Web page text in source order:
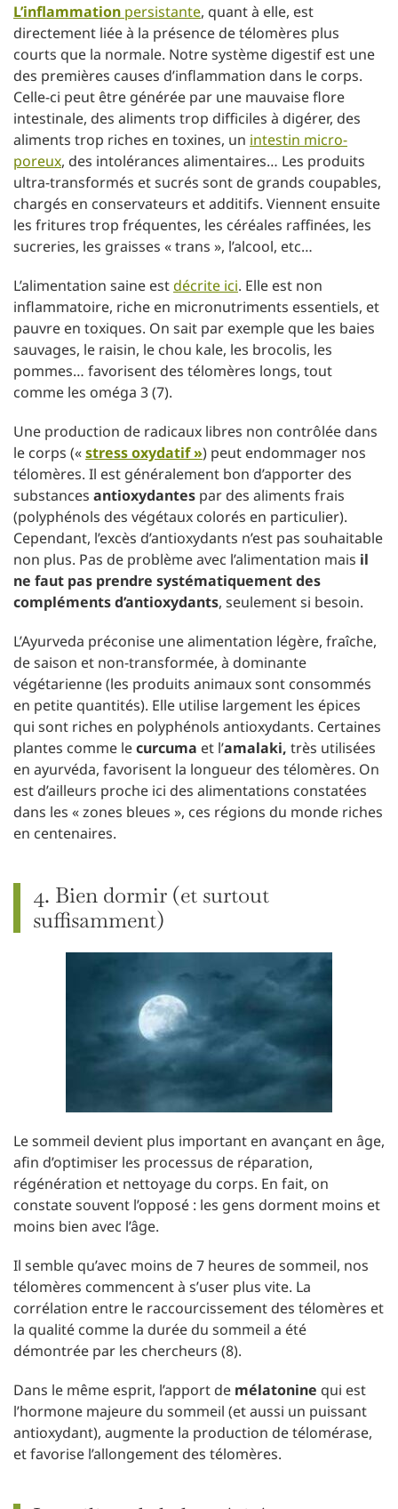
L’inflammation persistante, quant à elle, est
directement liée à la présence de télomères plus
courts que la normale. Notre système digestif est une
des premières causes d’inflammation dans le corps.
Celle-ci peut être générée par une mauvaise flore
intestinale, des aliments trop difficiles à digérer, des
aliments trop riches en toxines, un intestin micro-
poreux, des intolérances alimentaires… Les produits
ultra-transformés et sucrés sont de grands coupables,
chargés en conservateurs et additifs. Viennent ensuite
les fritures trop fréquentes, les céréales raffinées, les
sucreries, les graisses « trans », l’alcool, etc…
L’alimentation saine estdécrite ici. Elle est non
inflammatoire, riche en micronutriments essentiels, et
pauvre en toxiques. On sait par exemple que les baies
sauvages, le raisin, le chou kale, les brocolis, les
pommes… favorisent des télomères longs, tout
comme les oméga 3 (7).
Une production de radicaux libres non contrôlée dans
le corps («stress oxydatif ») peut endommager nos
télomères. Il est généralement bon d’apporter des
substances antioxydantes par des aliments frais
(polyphénols des végétaux colorés en particulier).
Cependant, l’excès d’antioxydants n’est pas souhaitable
non plus. Pas de problème avec l’alimentation mais il
ne faut pas prendre systématiquement des
compléments d’antioxydants, seulement si besoin.
L’Ayurveda préconise une alimentation légère, fraîche,
de saison et non-transformée, à dominante
végétarienne (les produits animaux sont consommés
en petite quantités). Elle utilise largement les épices
qui sont riches en polyphénols antioxydants. Certaines
plantes comme lecurcuma et l’amalaki, très utilisées
en ayurvéda, favorisent la longueur des télomères. On
est d’ailleurs proche ici des alimentations constatées
dans les « zones bleues », ces régions du monde riches
en centenaires.
4. Bien dormir (et surtout
suffisamment)
Le sommeil devient plus important en avançant en âge,
afin d’optimiser les processus de réparation,
régénération et nettoyage du corps. En fait, on
constate souvent l’opposé : les gens dorment moins et
moins bien avec l’âge.
Il semble qu’avec moins de 7 heures de sommeil, nos
télomères commencent à s’user plus vite. La
corrélation entre le raccourcissement des télomères et
la qualité comme la durée du sommeil a été
démontrée par les chercheurs (8).
Dans le même esprit, l’apport de mélatonine qui est
l’hormone majeure du sommeil (et aussi un puissant
antioxydant), augmente la production de télomérase,
et favorise l’allongement des télomères.